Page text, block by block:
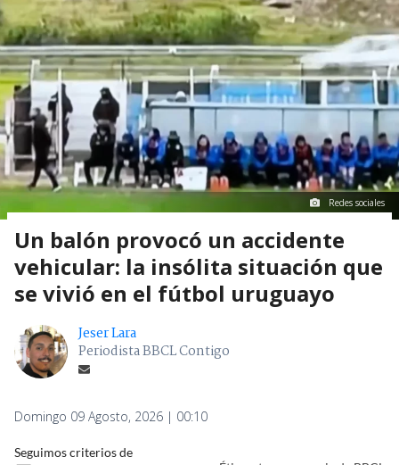
Redes sociales
Un balón provocó un accidente
vehicular: la insólita situación que
se vivió en el fútbol uruguayo
Jeser Lara
Periodista BBCL Contigo
Domingo 09 Agosto, 2026 | 00:10
Seguimos criterios de